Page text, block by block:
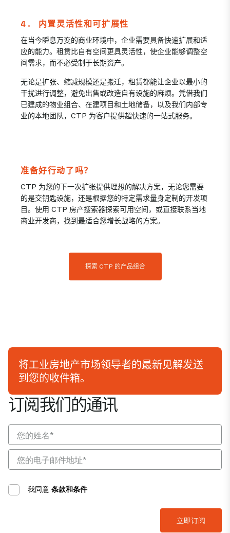
4. 内置灵活性和可扩展性
在当今瞬息万变的商业环境中，企业需要具备快速扩展和适
应的能力。租赁比自有空间更具灵活性，使企业能够调整空
间需求，而不必受制于长期资产。
无论是扩张、缩减规模还是搬迁，租赁都能让企业以最小的
干扰进行调整，避免出售或改造自有设施的麻烦。凭借我们
已建成的物业组合、在建项目和土地储备，以及我们内部专
业的本地团队，CTP 为客户提供超快速的一站式服务。
准备好行动了吗？
CTP 为您的下一次扩张提供理想的解决方案，无论您需要
的是交钥匙设施，还是根据您的特定需求量身定制的开发项
目。使用 CTP 房产搜索器探索可用空间，或直接联系当地
商业开发商，找到最适合您增长战略的方案。
探索 CTP 的产品组合
订阅我们的通讯
我同意 条款和条件
将工业房地产市场领导者的最新见解发送
到您的收件箱。